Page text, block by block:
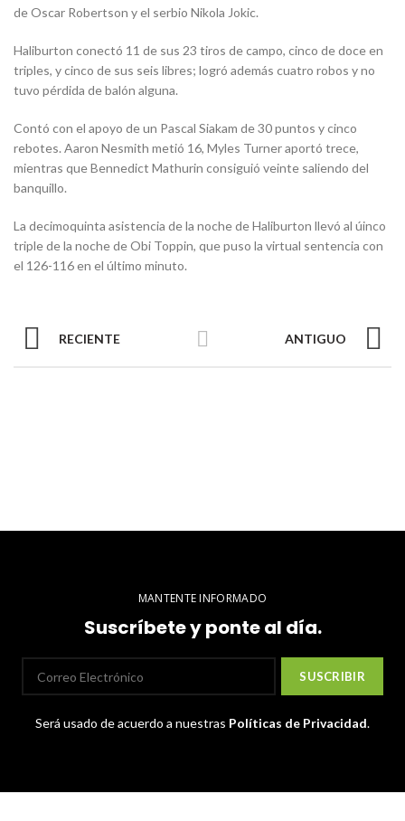
de Oscar Robertson y el serbio Nikola Jokic.
Haliburton conectó 11 de sus 23 tiros de campo, cinco de doce en
triples, y cinco de sus seis libres; logró además cuatro robos y no
tuvo pérdida de balón alguna.
Contó con el apoyo de un Pascal Siakam de 30 puntos y cinco
rebotes. Aaron Nesmith metió 16, Myles Turner aportó trece,
mientras que Bennedict Mathurin consiguió veinte saliendo del
banquillo.
La decimoquinta asistencia de la noche de Haliburton llevó al úinco
triple de la noche de Obi Toppin, que puso la virtual sentencia con
el 126-116 en el último minuto.
RECIENTE ANTIGUO
MANTENTE INFORMADO
Suscríbete y ponte al día.
Será usado de acuerdo a nuestras Políticas de Privacidad.